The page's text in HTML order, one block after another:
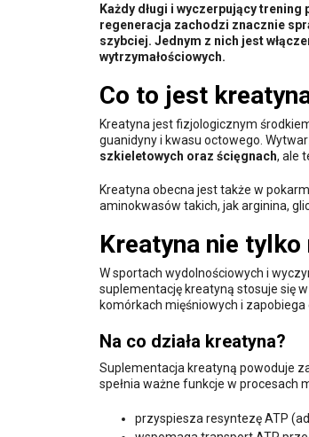
Każdy długi i wyczerpujący
regeneracja zachodzi znacznie
szybciej. Jednym z nich jest
wytrzymałościowych.
Co to jest
Kreatyna jest fizjologicznym
guanidyny i kwasu octowego.
szkieletowych oraz ścięgnach, ale
Kreatyna obecna jest także w
aminokwasów takich, jak arginina,
Kreatyna nie tylko
W sportach wydolnościowych i
suplementację kreatyną stosuje się
komórkach mięśniowych i
Na co działa kreatyna?
Suplementacja kreatyną powoduje
spełnia ważne funkcje w procesach
przyspiesza resyntezę ATP